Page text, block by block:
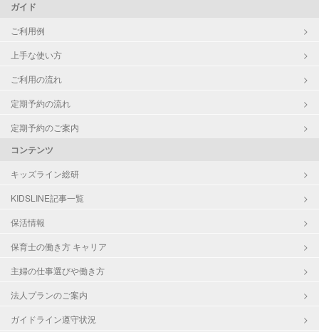
ガイド
ご利用例
上手な使い方
ご利用の流れ
定期予約の流れ
定期予約のご案内
コンテンツ
キッズライン総研
KIDSLINE記事一覧
保活情報
保育士の働き方 キャリア
主婦の仕事選びや働き方
法人プランのご案内
ガイドライン遵守状況